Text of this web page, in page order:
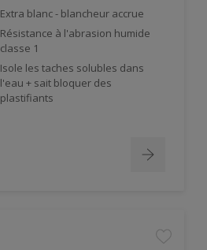
Extra blanc - blancheur accrue
Résistance à l'abrasion humide
classe 1
Isole les taches solubles dans
l'eau + sait bloquer des
plastifiants